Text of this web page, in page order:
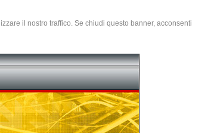
il nostro traffico. Se chiudi questo banner, acconsenti